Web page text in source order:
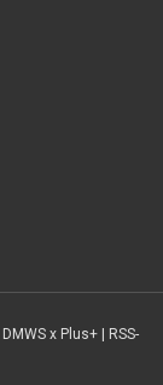
DMWS x Plus+ | RSS-